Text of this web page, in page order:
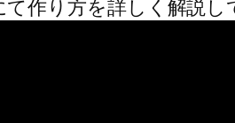
て作り方を詳しく解説し